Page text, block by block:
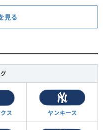
見る
ス ヤンキース